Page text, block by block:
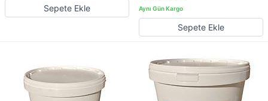
Sepete Ekle
Sepete Ekle